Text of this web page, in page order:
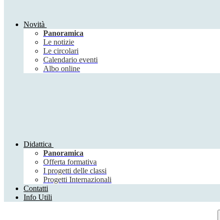
Novità
Panoramica
Le notizie
Le circolari
Calendario eventi
Albo online
Didattica
Panoramica
Offerta formativa
I progetti delle classi
Progetti Internazionali
Contatti
Info Utili